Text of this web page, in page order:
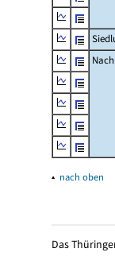
▴ nach oben
Das